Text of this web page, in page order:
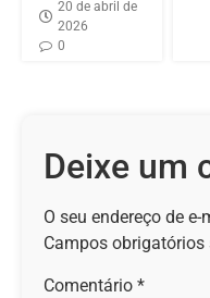
20 de abril de
2026
0
Deixe um
O seu endereço de
Campos
Comentário *